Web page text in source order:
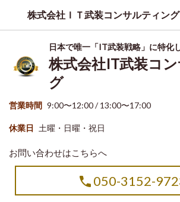
株式会社ＩＴ武装コンサルティング
日本で唯一「IT武装戦略」に特化
株式会社IT武装コ
グ
営業時間 9:00〜12:00 / 13:00〜17:00
休業日 土曜・日曜・祝日
お問い合わせはこちらへ
050-3152-